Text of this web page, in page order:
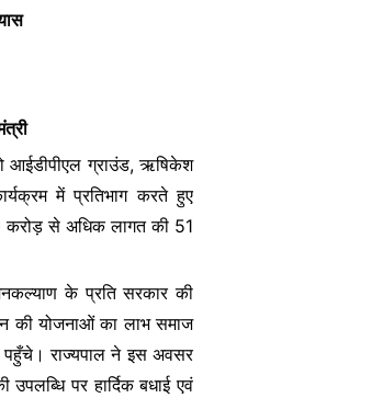
आईडीपीएल ग्राउंड, ऋषिकेश
में प्रतिभाग करते हुए
करोड़ से अधिक लागत की 51
के प्रति सरकार की
की योजनाओं का लाभ समाज
पहुँचे। राज्यपाल ने इस अवसर
पर हार्दिक बधाई एवं